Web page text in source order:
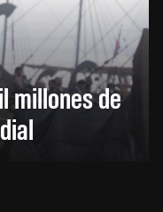
millones de